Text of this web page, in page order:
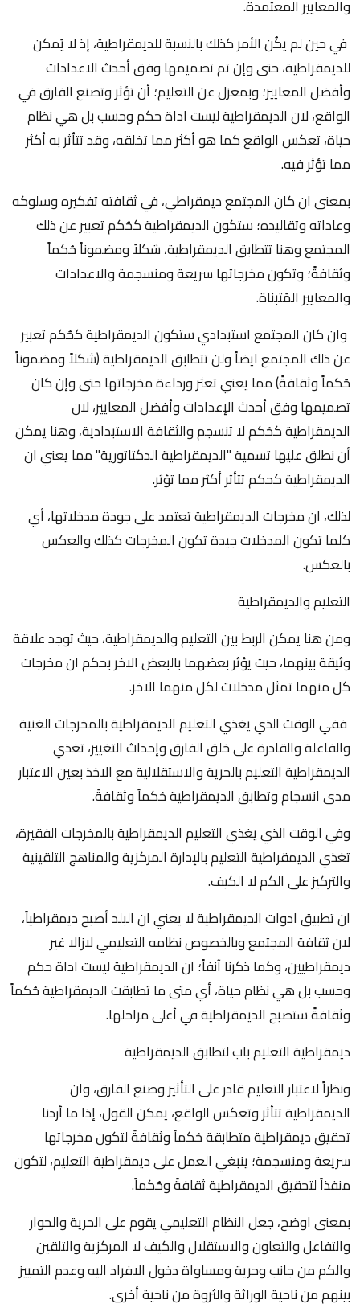
والمعايير المعتمدة.
في حين لم يكُن الأمر كذلك بالنسبة للديمقراطية، إذ لا يُمكن
للديمقراطية، حتى وإن تم تصميمها وفق أحدث الاعدادات
وأفضل المعايير؛ وبمعزل عن التعليم؛ أن تؤثر وتصنع الفارق في
الواقع، لان الديمقراطية ليست اداة حكم وحسب بل هي نظام
حياة، تعكس الواقع كما هو أكثر مما تخلقه، وقد تتأثر به أكثر
مما تؤثر فيه.
بمعنى ان كان المجتمع ديمقراطي، في ثقافته تفكيره وسلوكه
وعاداته وتقاليده؛ ستكون الديمقراطية كحُكم تعبير عن ذلك
المجتمع وهنا تتطابق الديمقراطية، شكلاً ومضموناً حُكماً
وثقافةً؛ وتكون مخرجاتها سريعة ومنسجمة والاعدادات
والمعايير المُتبناة.
وان كان المجتمع استبدادي ستكون الديمقراطية كحُكم تعبير
عن ذلك المجتمع ايضاً ولن تتطابق الديمقراطية (شكلاً ومضموناً
حُكماً وثقافةً) مما يعني تعثر ورداءة مخرجاتها حتى وإن كان
تصميمها وفق أحدث الإعدادات وأفضل المعايير، لان
الديمقراطية كحُكم لا تنسجم والثقافة الاستبدادية، وهنا يمكن
أن نطلق عليها تسمية "الديمقراطية الدكتاتورية" مما يعني ان
الديمقراطية كحكم تتأثر أكثر مما تؤثر.
لذلك، ان مخرجات الديمقراطية تعتمد على جودة مدخلاتها، أي
كلما تكون المدخلات جيدة تكون المخرجات كذلك والعكس
بالعكس.
التعليم والديمقراطية
ومن هنا يمكن الربط بين التعليم والديمقراطية، حيث توجد علاقة
وثيقة بينهما، حيث يؤثر بعضهما بالبعض الاخر بحكم ان مخرجات
كل منهما تمثل مدخلات لكل منهما الاخر.
ففي الوقت الذي يغذي التعليم الديمقراطية بالمخرجات الغنية
والفاعلة والقادرة على خلق الفارق وإحداث التغيير، تغذي
الديمقراطية التعليم بالحرية والاستقلالية مع الاخذ بعين الاعتبار
مدى انسجام وتطابق الديمقراطية حُكماً وثقافةً.
وفي الوقت الذي يغذي التعليم الديمقراطية بالمخرجات الفقيرة،
تغذي الديمقراطية التعليم بالإدارة المركزية والمناهج التلقينية
والتركيز على الكم لا الكيف.
ان تطبيق ادوات الديمقراطية لا يعني ان البلد أصبح ديمقراطياً،
لان ثقافة المجتمع وبالخصوص نظامه التعليمي لازالا غير
ديمقراطيين، وكما ذكرنا آنفاً؛ ان الديمقراطية ليست اداة حكم
وحسب بل هي نظام حياة، أي متى ما تطابقت الديمقراطية حُكماً
وثقافةً ستصبح الديمقراطية في أعلى مراحلها.
ديمقراطية التعليم باب لتطابق الديمقراطية
ونظراً لاعتبار التعليم قادر على التأثير وصنع الفارق، وان
الديمقراطية تتأثر وتعكس الواقع، يمكن القول، إذا ما أردنا
تحقيق ديمقراطية متطابقة حُكماً وثقافةً لتكون مخرجاتها
سريعة ومنسجمة؛ ينبغي العمل على ديمقراطية التعليم، لتكون
منفذاً لتحقيق الديمقراطية ثقافةً وحُكماً.
بمعنى اوضح، جعل النظام التعليمي يقوم على الحرية والحوار
والتفاعل والتعاون والاستقلال والكيف لا المركزية والتلقين
والكم من جانب وحرية ومساواة دخول الافراد اليه وعدم التمييز
بينهم من ناحية الوراثة والثروة من ناحية أخرى.